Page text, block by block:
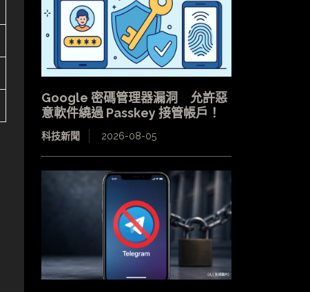
Google 密碼管理器漏洞 允許惡
意軟件繞過 Passkey 接管帳戶！
科技新聞 2026-08-05